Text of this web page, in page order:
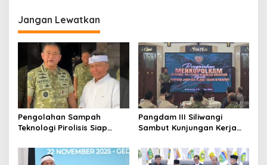
Jangan Lewatkan
Pengolahan Sampah
Teknologi Pirolisis Siap
Sampah Harian Jawa
Barat
Pangdam III Siliwangi
Sambut Kunjungan Kerja
Perhatian Pemerintah